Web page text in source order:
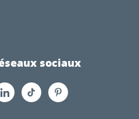
sociaux